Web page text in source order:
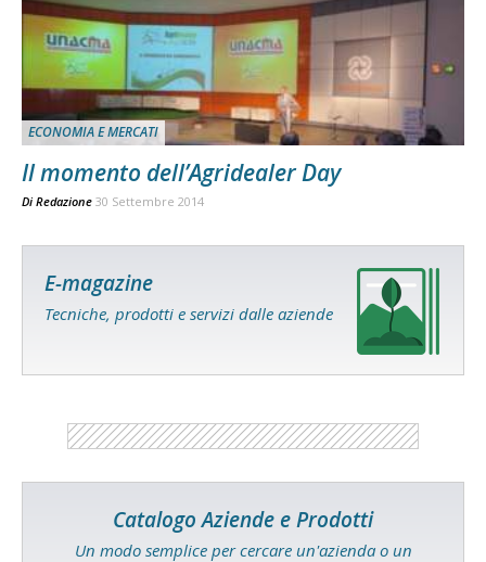
ECONOMIA E MERCATI
Il momento dell’Agridealer Day
Di Redazione 30 Settembre 2014
E-magazine
Tecniche, prodotti e servizi dalle aziende
Catalogo Aziende e Prodotti
Un modo semplice per cercare un'azienda o un